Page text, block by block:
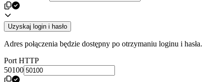
Uzyskaj login i hasło
Adres połączenia będzie dostępny po otrzymaniu loginu i hasła.
Port HTTP
50100